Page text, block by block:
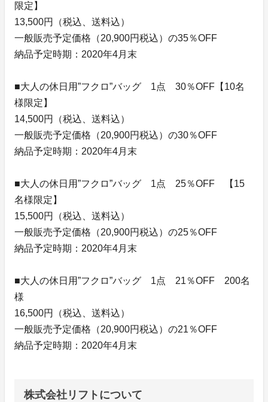
限定】
13,500円（税込、送料込）
一般販売予定価格（20,900円税込）の35％OFF
納品予定時期：2020年4月末
■大人の休日用”フクロ”バッグ 1点 30％OFF【10名
様限定】
14,500円（税込、送料込）
一般販売予定価格（20,900円税込）の30％OFF
納品予定時期：2020年4月末
■大人の休日用”フクロ”バッグ 1点 25％OFF 【15
名様限定】
15,500円（税込、送料込）
一般販売予定価格（20,900円税込）の25％OFF
納品予定時期：2020年4月末
■大人の休日用”フクロ”バッグ 1点 21％OFF 200名
様
16,500円（税込、送料込）
一般販売予定価格（20,900円税込）の21％OFF
納品予定時期：2020年4月末
株式会社リフトについて